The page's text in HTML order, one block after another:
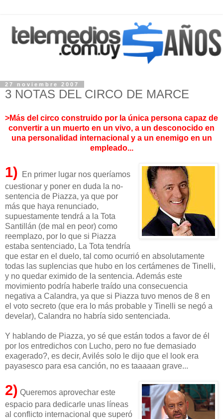
27 noviembre 2007
3 NOTAS DEL CIRCO DE MARCE
>Más del circo construido por la única persona capaz de
convertir a un muerto en un vivo, a un desconocido en
una personalidad internacional y a un enemigo en un
empleado...
1)
En primer lugar nos queríamos
cuestionar y poner en duda la no-
sentencia de Piazza, ya que por
más que haya renunciado,
supuestamente tendrá a la Tota
Santillán (de mal en peor) como
reemplazo, por lo que si Piazza
estaba sentenciado, La Tota tendría
que estar en el duelo, tal como ocurrió en absolutamente
todas las suplencias que hubo en los certámenes de Tinelli,
y no quedar eximido de la sentencia. Además este
movimiento podría haberle traído una consecuencia
negativa a Calandra, ya que si Piazza tuvo menos de 8 en
el voto secreto (que era lo más probable y Tinelli se negó a
develar), Calandra no habría sido sentenciada.
Y hablando de Piazza, yo sé que están todos a favor de él
por los entredichos con Lucho, pero no fue demasiado
exagerado?, es decir, Avilés solo le dijo que el look era
payasesco para esa canción, no es taaaaan grave...
2) Queremos aprovechar este
espacio para dedicarle unas líneas
al conflicto internacional que superó